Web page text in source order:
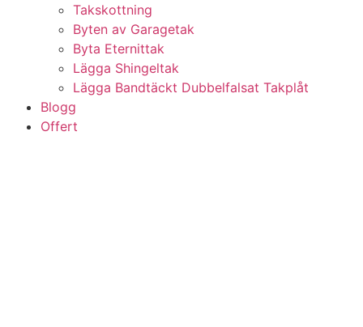
Takskottning
Byten av Garagetak
Byta Eternittak
Lägga Shingeltak
Lägga Bandtäckt Dubbelfalsat Takplåt
Blogg
Offert